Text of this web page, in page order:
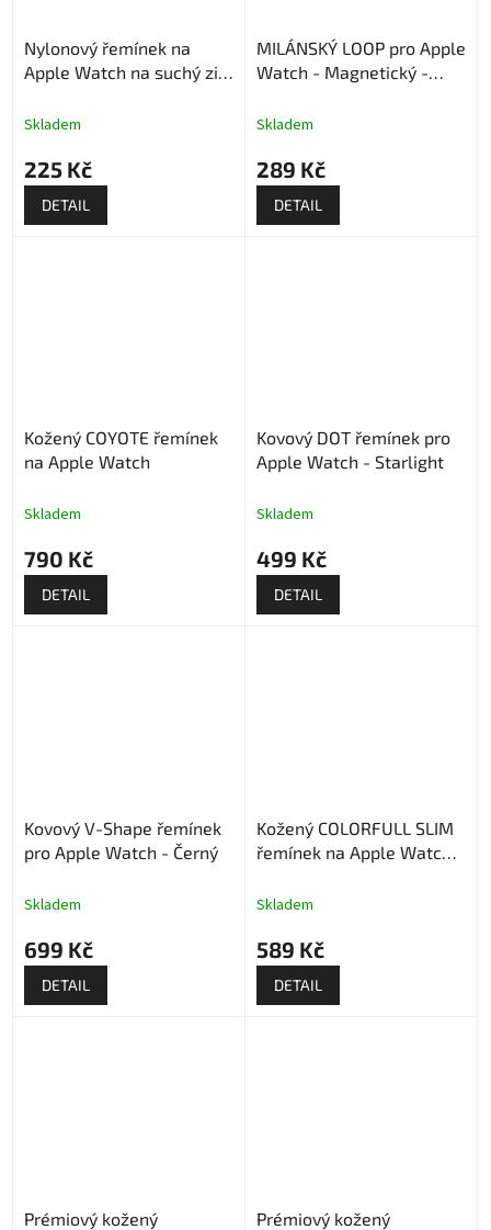
Nylonový řemínek na
Apple Watch na suchý zip
Skladem
225 Kč
DETAIL
MILÁNSKÝ LOOP pro Apple
Watch - Magnetický -
Skladem
289 Kč
DETAIL
Kožený COYOTE řemínek
na Apple Watch
Skladem
790 Kč
DETAIL
Kovový DOT řemínek pro
Apple Watch - Starlight
Skladem
499 Kč
DETAIL
Kovový V-Shape řemínek
pro Apple Watch - Černý
Skladem
699 Kč
DETAIL
Kožený COLORFULL SLIM
řemínek na Apple Watch -
Skladem
589 Kč
DETAIL
Prémiový kožený
Prémiový kožený